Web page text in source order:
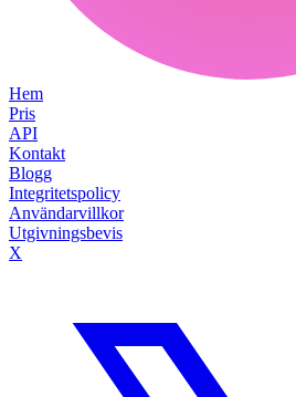
Hem
Pris
API
Kontakt
Blogg
Integritetspolicy
Användarvillkor
Utgivningsbevis
X